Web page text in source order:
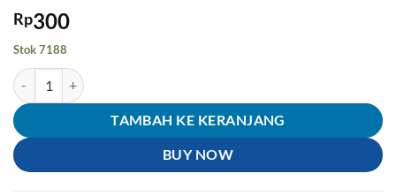
Rp300
Stok 7188
Kuantitas Karet-Seal-Sil Oring-O Ring Tutup Oli Sonic & Verza &
TAMBAH KE KERANJANG
BUY NOW